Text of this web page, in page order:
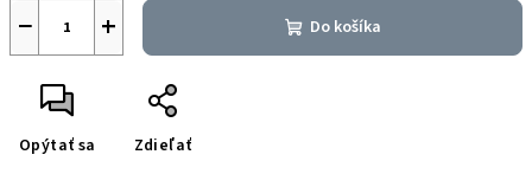
+
− Do košíka
Opýtať sa Zdieľať